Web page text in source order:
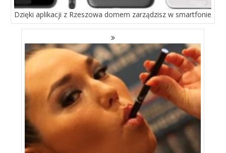
Dzięki aplikacji z Rzeszowa domem zarządzisz w smartfonie